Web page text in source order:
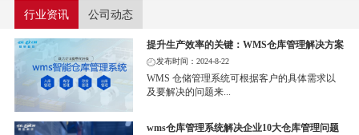
行业资讯 公司动态
提升生产效率的关键：WMS仓库管理解决方案
发布时间：2024-8-22
WMS 仓储管理系统可根据客户的具体需求以
及要解决的问题来...
wms仓库管理系统解决企业10大仓库管理问题